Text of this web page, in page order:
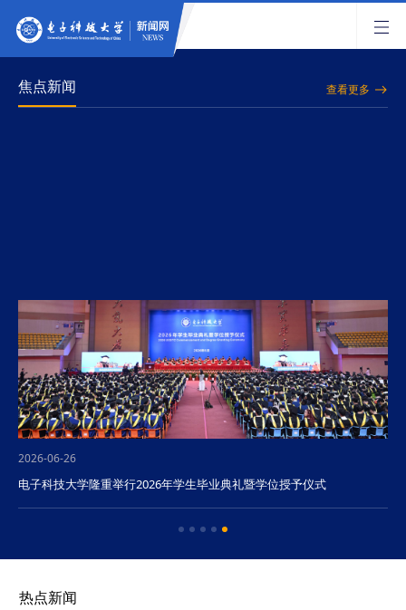
焦点新闻 查看更多
2026-06-26
电子科技大学隆重举行2026年学生毕业典礼暨学位授予仪式
热点新闻